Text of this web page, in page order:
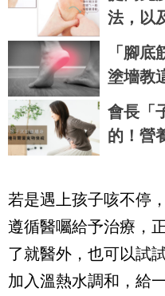
Health
法，以
病...
「腳
塗墻教
會長「
的！營
若是遇上孩子咳不停
遵循醫囑給予治療，
了就醫外，也可以試
加入溫熱水調和，給